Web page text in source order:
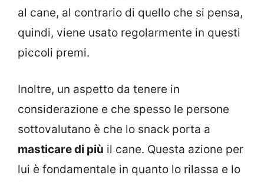
al cane, al contrario di quello che si pensa,
quindi, viene usato regolarmente in questi
piccoli premi.
Inoltre, un aspetto da tenere in
considerazione e che spesso le persone
sottovalutano è che lo snack porta a
masticare di più il cane. Questa azione per
lui è fondamentale in quanto lo rilassa e lo